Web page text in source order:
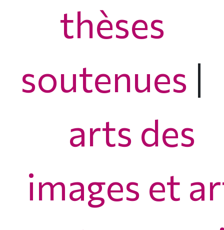
thèses
soutenues |
arts des
images et